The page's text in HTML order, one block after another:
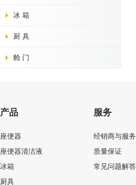
冰 箱
厨 具
舱 门
产品
座便器
座便器清洁液
冰箱
厨具
服务
经销商与服
质量保证
常见问题解答